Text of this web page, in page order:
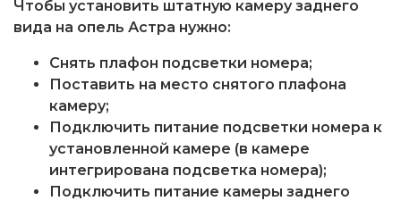
Чтобы установить штатную камеру заднего
вида на опель Астра нужно:
Снять плафон подсветки номера;
Поставить на место снятого плафона
камеру;
Подключить питание подсветки номера к
установленной камере (в камере
интегрирована подсветка номера);
Подключить питание камеры заднего